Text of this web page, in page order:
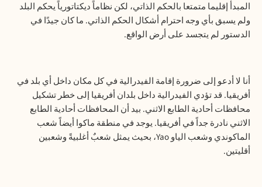
المبدأ إقليما متمتعا بالحكم الذاتي، لكن نظاماً ديكتاتورياً يحكم البلد
ولم يسبق بأي وجه احترام أشكال الحكم الذاتي. ما كان جيدًا في
الدستور لم يتجسد على أرض الواقع.
أنا لا أدعو إلى ضرورة إقامة الفيدرالية في كل مكان داخل أي بلد في
أفريقيا. قد تؤدي الفيدرالية داخل بلدان أفريقيا إلى خطر تشكيل
محافظات أحادية الطابع الاثني. بيد أن المحافظات أحادية الطابع
الاثني نادرة جداً في أفريقيا. يوجد في منطقة ماكوا أيضاً شعب
الماكوندي وشعب الياوYao، بحيث يمثل شعبٌ أغلبيةً وشعبين
أقليتين.